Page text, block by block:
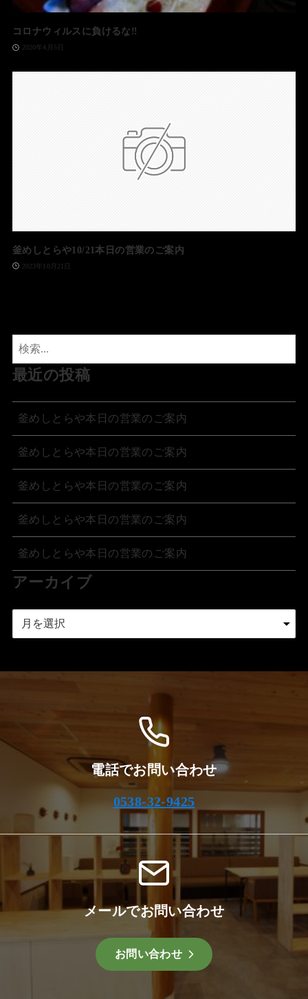
コロナウィルスに負けるな‼️
2020年4月5日
釜めしとらや10/21本日の営業のご案内
2023年10月21日
最近の投稿
釜めしとらや本日の営業のご案内
釜めしとらや本日の営業のご案内
釜めしとらや本日の営業のご案内
釜めしとらや本日の営業のご案内
釜めしとらや本日の営業のご案内
アーカイブ
電話でお問い合わせ
0538-32-9425
メールでお問い合わせ
お問い合わせ